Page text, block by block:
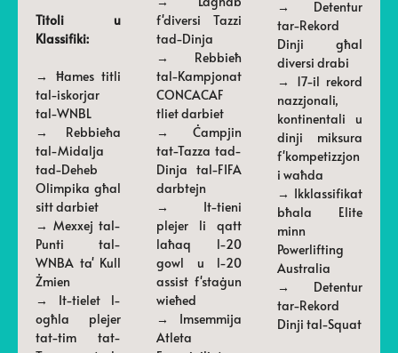
Titoli u
Klassifiki:
→ Ħames titli
tal-iskorjar
tal-WNBL
→ Rebbieħa
tal-Midalja
tad-Deheb
Olimpika għal
sitt darbiet
→ Mexxej tal-
Punti tal-
WNBA ta' Kull
Żmien
→ It-tielet l-
ogħla plejer
tat-tim tat-
f'diversi Tazzi
tad-Dinja
→ Rebbieħ
tal-Kampjonat
CONCACAF
tliet darbiet
→ Ċampjin
tat-Tazza tad-
Dinja tal-FIFA
darbtejn
→ It-tieni
plejer li qatt
laħaq l-20
gowl u l-20
assist f'staġun
wieħed
→ Imsemmija
Atleta
→ Detentur
tar-Rekord
Dinji għal
diversi drabi
→ 17-il rekord
nazzjonali,
kontinentali u
dinji miksura
f'kompetizzjon
i waħda
→ Ikklassifikat
bħala Elite
minn
Powerlifting
Australia
→ Detentur
tar-Rekord
Dinji tal-Squat